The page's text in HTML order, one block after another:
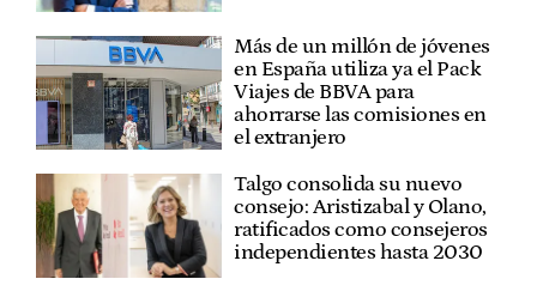
Más de un millón de jóvenes
en España utiliza ya el Pack
Viajes de BBVA para
ahorrarse las comisiones en
el extranjero
Talgo consolida su nuevo
consejo: Aristizabal y Olano,
ratificados como consejeros
independientes hasta 2030